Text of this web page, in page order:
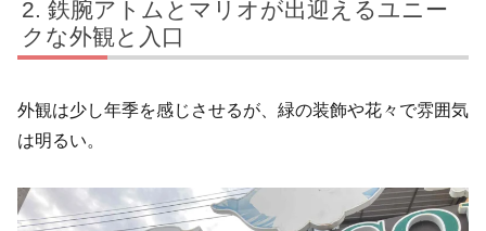
鉄腕アトムとマリオが出迎えるユニー
クな外観と入口
外観は少し年季を感じさせるが、緑の装飾や花々で雰囲気
は明るい。